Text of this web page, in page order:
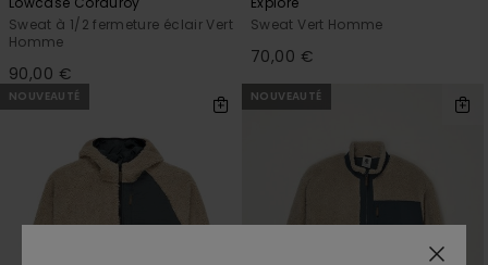
Sweat à 1/2 fermeture éclair Vert
Homme
90,00 €
Sweat Vert Homme
70,00 €
NOUVEAUTÉ NOUVEAUTÉ